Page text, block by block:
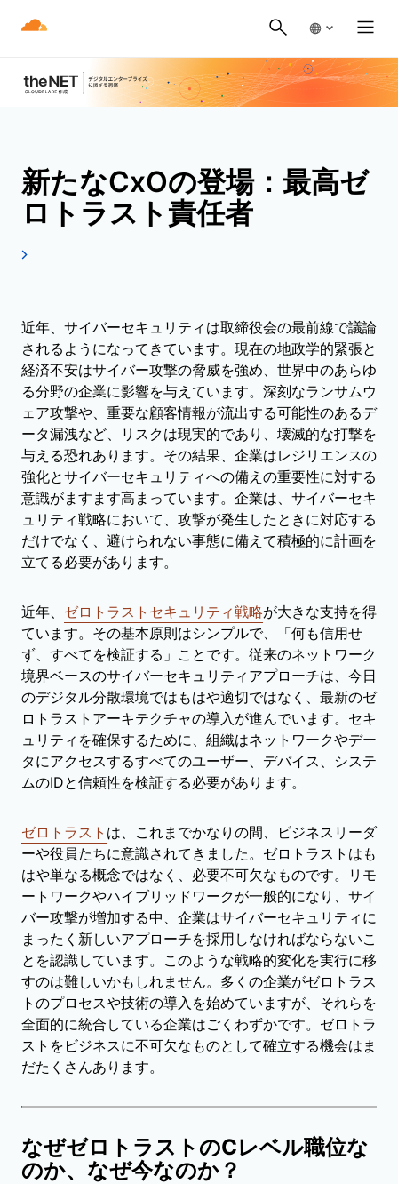
新たなCxOの登場： 最高ゼ
ロトラスト責任者
近年、サイバーセキュリティは取締役会の最前線で議論
されるようになってきています。現在の地政学的緊張と
経済不安はサイバー攻撃の脅威を強め、世界中のあらゆ
る分野の企業に影響を与えています。深刻なランサムウ
ェア攻撃や、重要な顧客情報が流出する可能性のあるデ
ータ漏洩など、リスクは現実的であり、壊滅的な打撃を
与える恐れあります。その結果、企業はレジリエンスの
強化とサイバーセキュリティへの備えの重要性に対する
意識がますます高まっています。企業は、サイバーセキ
ュリティ戦略において、攻撃が発生したときに対応する
だけでなく、避けられない事態に備えて積極的に計画を
立てる必要があります。
近年、 ゼロトラストセキュリティ戦略が大きな支持を得
ています。その基本原則はシンプルで、「何も信用せ
ず、すべてを検証する」ことです。従来のネットワーク
境界ベースのサイバーセキュリティアプローチは、今日
のデジタル分散環境ではもはや適切ではなく、最新のゼ
ロトラストアーキテクチャの導入が進んでいます。セキ
ュリティを確保するために、組織はネットワークやデー
タにアクセスするすべてのユーザー、デバイス、システ
ムのIDと信頼性を検証する必要があります。
ゼロトラスト は、これまでかなりの間、ビジネスリーダ
ーや役員たちに意識されてきました。ゼロトラストはも
はや単なる概念ではなく、必要不可欠なものです。リモ
ートワークやハイブリッドワークが一般的になり、サイ
バー攻撃が増加する中、企業はサイバーセキュリティに
まったく新しいアプローチを採用しなければならないこ
とを認識しています。このような戦略的変化を実行に移
すのは難しいかもしれません。多くの企業がゼロトラス
トのプロセスや技術の導入を始めていますが、それらを
全面的に統合している企業はごくわずかです。ゼロトラ
ストをビジネスに不可欠なものとして確立する機会はま
だたくさんあります。
なぜゼロトラストのCレベル職位な
のか、なぜ今なのか？